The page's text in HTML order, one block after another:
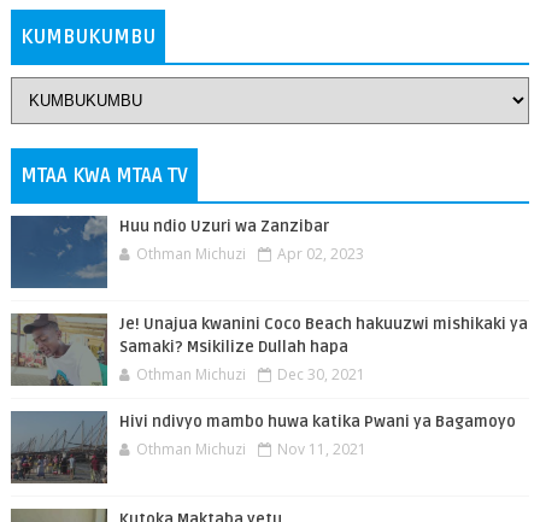
KUMBUKUMBU
MTAA KWA MTAA TV
Huu ndio Uzuri wa Zanzibar
Othman Michuzi Apr 02, 2023
Je! Unajua kwanini Coco Beach hakuuzwi mishikaki ya
Samaki? Msikilize Dullah hapa
Othman Michuzi Dec 30, 2021
Hivi ndivyo mambo huwa katika Pwani ya Bagamoyo
Othman Michuzi Nov 11, 2021